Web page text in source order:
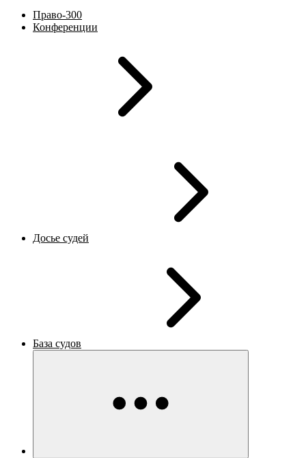
Право-300
Конференции
Досье судей
База судов